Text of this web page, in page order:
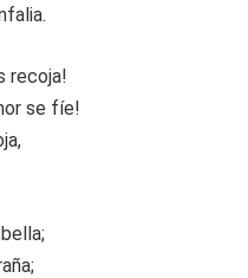
recoja!
se fíe!